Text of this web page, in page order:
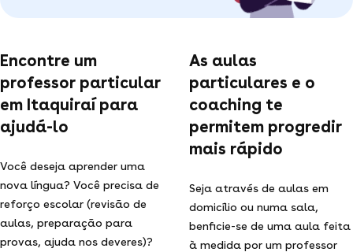
Encontre um
professor particular
em Itaquiraí para
ajudá-lo
Você deseja aprender uma
nova língua? Você precisa de
reforço escolar (revisão de
aulas, preparação para
provas, ajuda nos deveres)?
As aulas
particulares e o
coaching te
permitem progredir
mais rápido
Seja através de aulas em
domicílio ou numa sala,
benficie-se de uma aula feita
à medida por um professor